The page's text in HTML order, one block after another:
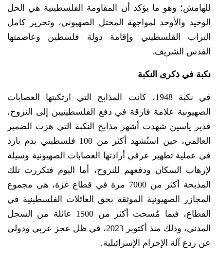
للهامش؛ وهو ما يؤكد أن المقاومة الفلسطينية هي الحل
الوحيد والأوحد لمواجهة المحتل الصهيوني، وتحرير كامل
التراب الفلسطيني وإقامة دولة فلسطين وعاصمتها
القدس الشريف.
نكبة في ذكرى النكبة
في نكبة 1948، كانت المذابح التي ارتكبتها العصابات
الصهيونية علامة فارقة في دفع الفلسطينيين إلى النزوح،
فدير ياسين شهدت أشهر مذابح النكبة التي هزت الضمير
العالمي، حين استُشهد أكثر من 100 فلسطيني بدم بارد
في عملية تطهير عرقي أرادتها العصابات الصهيونية وسيلة
لإرهاب السكان ودفعهم للنزوح، أما اليوم فتكررت تلك
المذبحة أكثر من 7000 مرة في قطاع غزة، هي مجموع
المجازر الصهيونية الموثقة بحق العائلات الفلسطينية في
القطاع، فيما مُسحت أكثر من 1500 عائلة من السجل
المدني، وذلك منذ أكتوبر 2023، في ظل عجز عربي ودولي
عن ردع آلة الإجرام الإسرائيلية.